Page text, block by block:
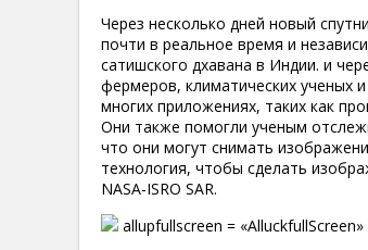
Через несколько дней новый
почти в реальное время и
сатишского дхавана в Индии. и
фермеров, климатических ученых
многих приложениях, таких как
Они также помогли ученым
что они могут снимать
технология, чтобы сделать
NASA-ISRO SAR.
allupfullscreen =